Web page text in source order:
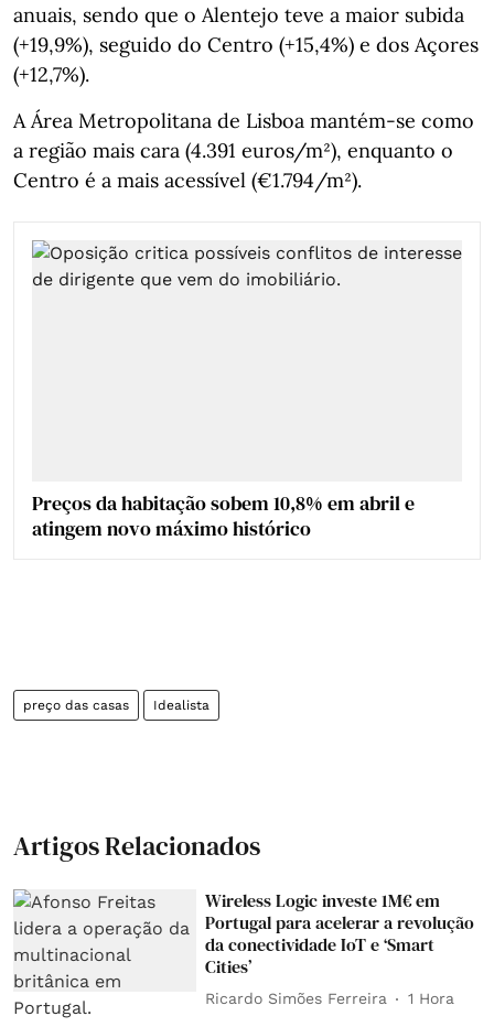
anuais, sendo que o Alentejo teve a maior subida
(+19,9%), seguido do Centro (+15,4%) e dos Açores
(+12,7%).
A Área Metropolitana de Lisboa mantém‑se como
a região mais cara (4.391 euros/m²), enquanto o
Centro é a mais acessível (€1.794/m²).
Preços da habitação sobem 10,8% em abril e
atingem novo máximo histórico
preço das casas Idealista
Artigos Relacionados
Wireless Logic investe 1M€ em
Portugal para acelerar a revolução
da conectividade IoT e ‘Smart
Cities’
Ricardo Simões Ferreira 1 Hora